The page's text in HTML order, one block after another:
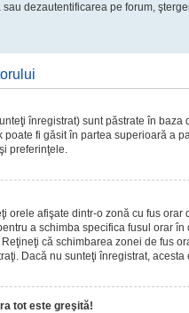
dezautentificarea pe forum,
înregistrat) sunt păstrate în baza
fi găsit în partea superioară a
preferinţele.
orele afişate dintr-o zonă cu fus orar
a schimba specifica fusul orar
că schimbarea zonei de fus
Dacă nu sunteţi înregistrat, acesta
tot este greşită!